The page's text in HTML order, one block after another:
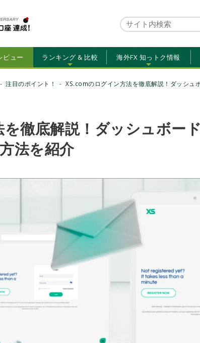
ビュー ランキング & 比較 海外FX 知っトク情報
注目のポイント！ XS.comのログイン方法を徹底解説！ダッシュ
徹底解説！ダッシュボー
法を紹介